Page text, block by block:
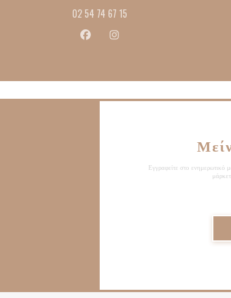
02 54 74 67 15
Facebook ((ανοίγει σε νέο
Instagram ((ανοίγει σε νέο
Εγγραφείτε στο ενημερωτικό